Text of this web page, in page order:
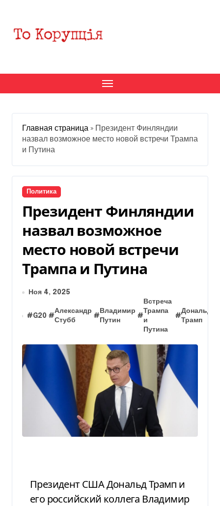
содержанию
Главная страница » Президент Финляндии
назвал возможное место новой встречи Трампа
и Путина
Политика
Президент Финляндии
назвал возможное
место новой встречи
Трампа и Путина
Ноя 4, 2025
#G20 #
Александр
Стубб
#
Владимир
Путин
#
Встреча
Трампа
и
Путина
#
Дональд
Трамп
Президент США Дональд Трамп и
его российский коллега Владимир